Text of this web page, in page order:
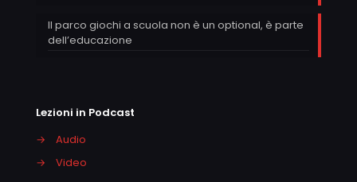
Il parco giochi a scuola non è un optional, è parte
dell’educazione
Lezioni in Podcast
→
Audio
→
Video